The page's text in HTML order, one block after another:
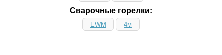
Сварочные горелки:
EWM 4м